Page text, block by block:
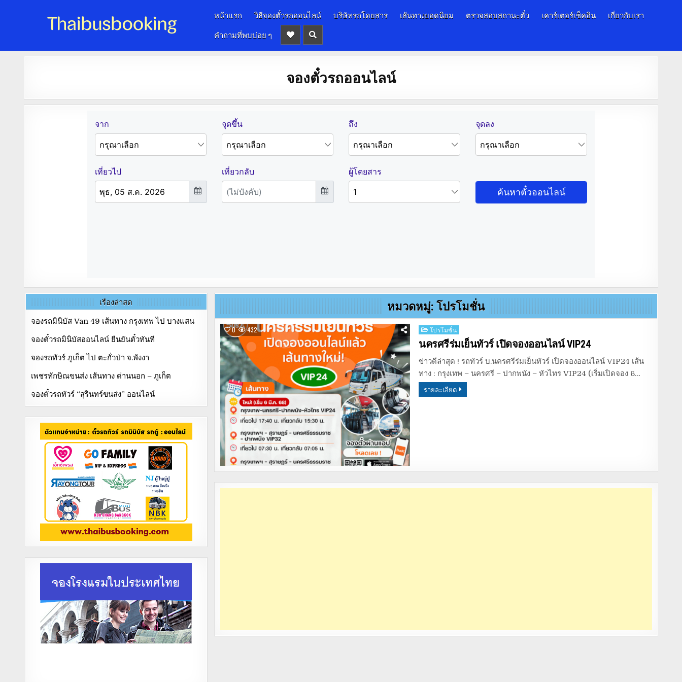
จองตั๋วรถออนไลน์ 24 ชั่วโมง
หน้าแรก วิธีจองตั๋วรถออนไลน์ บริษัทรถโดยสาร เส้นทางยอดนิยม ตรวจสอบสถานะตั๋ว เคาร์เตอร์เช็คอิน
เกี่ยวกับเรา
คำถามที่พบบ่อย ๆ
จองตั๋วรถออนไลน์
หมวดหมู่:โปรโมชั่น
0 432
Posted
in
โปรโมชั่น
นครศรีร่มเย็นทัวร์ เปิดจองออนไลน์ VIP24
ข่าวดีล่าสุด ! รถทัวร์ บ.นครศรีร่มเย็นทัวร์ เปิดจองออนไลน์ VIP24 เส้น
ทาง : กรุงเทพ – นครศรี – ปากพนัง – หัวไทร VIP24 (เริ่มเปิดจอง 6…
รายละเอียด
เรื่องล่าสุด
จองรถมินิบัส Van 49 เส้นทาง กรุงเทพ ไป บางแสน
จองตั๋วรถมินิบัสออนไลน์ ยืนยันตั๋วทันที
จองรถทัวร์ ภูเก็ต ไป ตะกั่วป่า จ.พังงา
เพชรทักษิณขนส่ง เส้นทาง ด่านนอก – ภูเก็ต
จองตั๋วรถทัวร์ “สุรินทร์ขนส่ง” ออนไลน์